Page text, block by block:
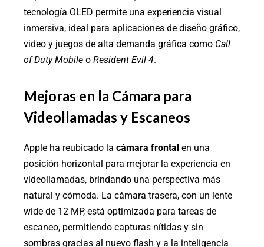
tecnología OLED permite una experiencia visual
inmersiva, ideal para aplicaciones de diseño gráfico,
video y juegos de alta demanda gráfica como Call
of Duty Mobile o Resident Evil 4.
Mejoras en la Cámara para
Videollamadas y Escaneos
Apple ha reubicado la cámara frontal en una
posición horizontal para mejorar la experiencia en
videollamadas, brindando una perspectiva más
natural y cómoda. La cámara trasera, con un lente
wide de 12 MP, está optimizada para tareas de
escaneo, permitiendo capturas nítidas y sin
sombras gracias al nuevo flash y a la inteligencia